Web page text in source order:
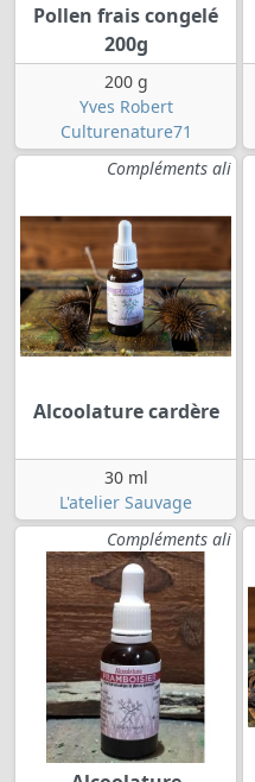
Pollen frais congelé
200g
200 g
Yves Robert
Culturenature71
Compléments ali
Alcoolature cardère
30 ml
L'atelier Sauvage
Compléments ali